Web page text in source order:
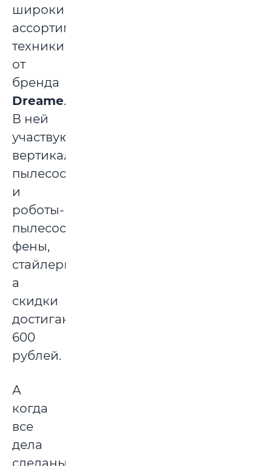
широкий
ассортимент
техники
от
бренда
Dreame.
В ней
участвуют
вертикальные
пылесосы
и
роботы-
пылесосы,
фены,
стайлеры,
а
скидки
достигают
600
рублей.
А
когда
все
дела